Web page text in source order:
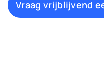
Vraag vrijblijvend